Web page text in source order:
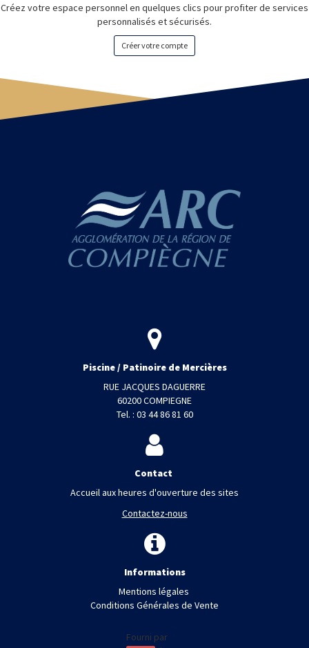
Créez votre espace personnel en quelques clics pour profiter de services
personnalisés et sécurisés.
Créer votre compte
Piscine / Patinoire de Mercières
RUE JACQUES DAGUERRE
60200 COMPIEGNE
Tel. : 03 44 86 81 60
Contact
Accueil aux heures d'ouverture des sites
Contactez-nous
Informations
Mentions légales
Conditions Générales de Vente
Fourni par